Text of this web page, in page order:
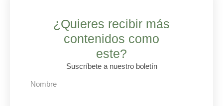
¿Quieres recibir más
contenidos como
este?
Suscríbete a nuestro boletín